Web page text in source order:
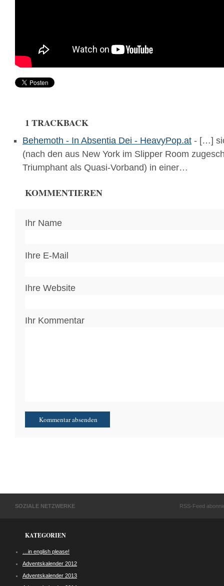
1 TRACKBACK
Behemoth - In Absentia Dei - HeavyPop.at - […]
(nach den aus New York im Slipper Room
Triumphant als Quasi-Vorband) in einer…
KOMMENTIEREN
Ihr Name
Ihre E-Mail
Ihre Website
Ihr Kommentar
SOZIALE NETZWERKE RSS-Feed
KATEGORIEN
…in english please!
Adventskalender 2012
Adventskalender 2013